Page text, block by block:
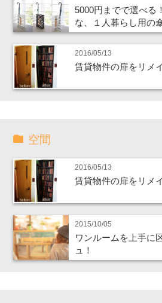
5000円までで選べる
な、１人暮らし用の
2016/05/13
賃貸物件の扉をリメ
空間
2016/05/13
賃貸物件の扉をリメ
2015/10/05
ワンルームを上手に
ュ！